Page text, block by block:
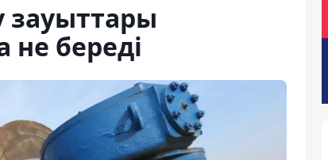
зауыттары
не береді